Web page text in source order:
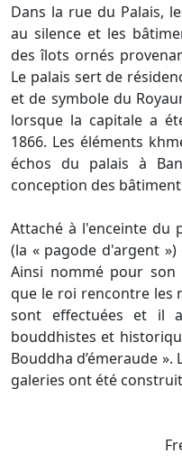
Dans la rue du Palais,
au silence et les
des îlots ornés
Le palais sert de
et de symbole du
lorsque la capitale a
1866. Les éléments
échos du palais à
conception des
Attaché à l'enceinte du
(la « pagode d'argent
Ainsi nommé pour
que le roi rencontre les
sont effectuées et il
bouddhistes et
Bouddha d’émeraude
galeries ont été